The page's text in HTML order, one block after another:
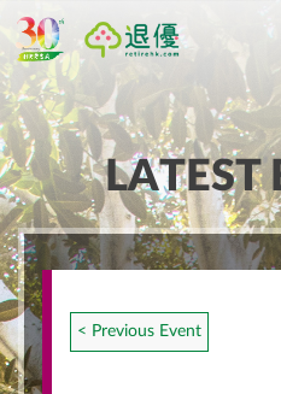
LATEST
< Previous Event